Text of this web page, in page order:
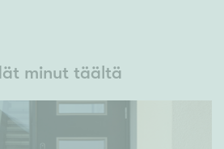
minut täältä